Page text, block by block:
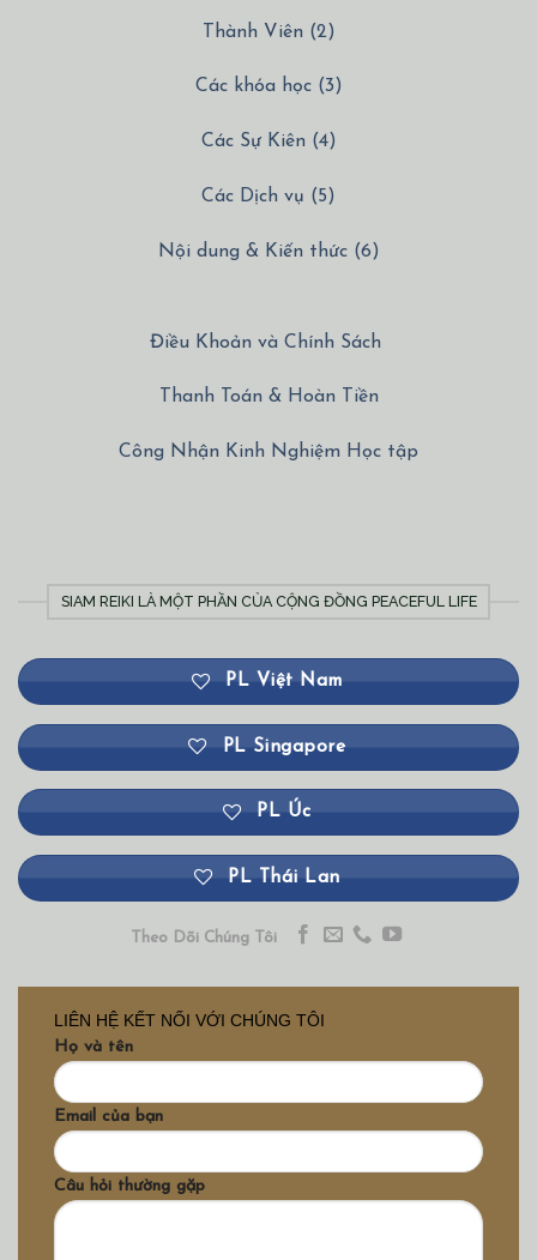
Thành Viên (2)
Các khóa học (3)
Các Sự Kiên (4)
Các Dịch vụ (5)
Nội dung & Kiến thức (6)
Điều Khoản và Chính Sách
Thanh Toán & Hoàn Tiền
Công Nhận Kinh Nghiệm Học tập
SIAM REIKI LÀ MỘT PHẦN CỦA CỘNG ĐỒNG PEACEFUL LIFE
PL Việt Nam
PL Singapore
PL Úc
PL Thái Lan
Theo Dõi Chúng Tôi
LIÊN HỆ KẾT NỐI VỚI CHÚNG TÔI
Họ và tên
Email của bạn
Câu hỏi thường gặp